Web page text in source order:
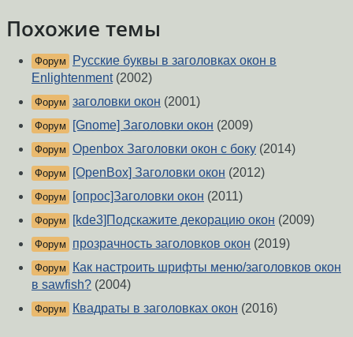
Похожие темы
Форум
Русские буквы в заголовках окон в
Enlightenment(2002)
Форум заголовки окон (2001)
Форум [Gnome] Заголовки окон (2009)
Форум Openbox Заголовки окон с боку (2014)
Форум [OpenBox] Заголовки окон (2012)
Форум [опрос]Заголовки окон (2011)
Форум [kde3]Подскажите декорацию окон (2009)
Форум прозрачность заголовков окон (2019)
Форум
Как настроить шрифты меню/заголовков окон
в sawfish? (2004)
Форум Квадраты в заголовках окон (2016)